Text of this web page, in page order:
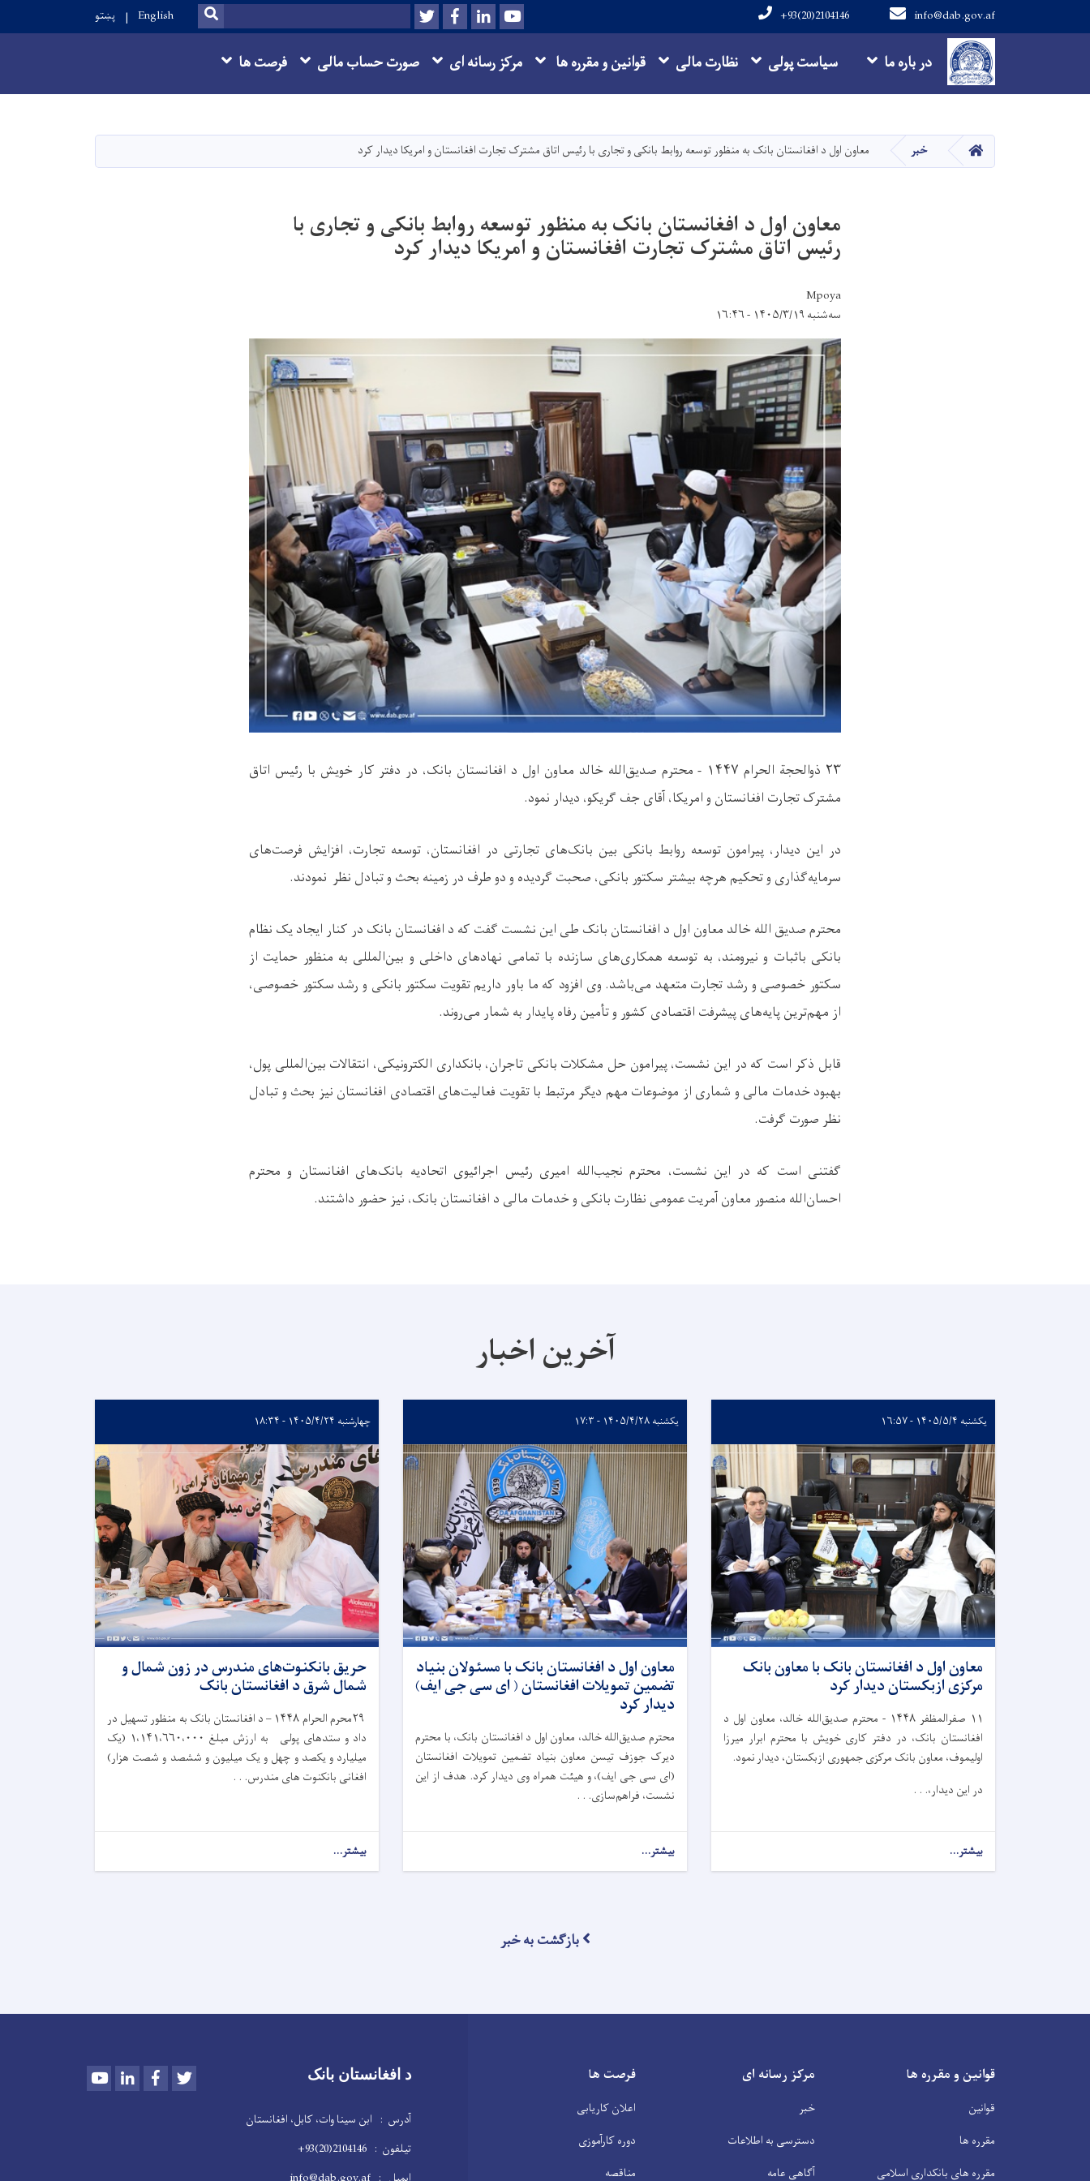
main
content
info@dab.gov.af
+93(20)2104146
Youtube
LinkedIn
Facebook
Twitter
Search
SEARCH
English پښتو
Main navigation
در باره ما سیاست پولی نظارت مالی قوانین و مقرره ها مرکز رسانه ای صورت حساب مالی فرصت ها
HOME خبر معاون اول د افغانستان بانک به منظور توسعه روابط بانکی و تجاری با رئیس اتاق مشترک تجارت افغانستان و امریکا دیدار کرد
معاون اول د افغانستان بانک به منظور توسعه روابط بانکی و تجاری با
رئیس اتاق مشترک تجارت افغانستان و امریکا دیدار کرد
Mpoya
سه‌شنبه ۱۴۰۵/۳/۱۹ - ۱۶:۴۶
۲۳ ذوالحجة الحرام ۱۴۴۷ -
محترم صدیق‌الله خالد معاون اول د افغانستان بانک، در دفتر کار خویش با رئیس اتاق
مشترک تجارت افغانستان و امریکا، آقای جف گریکو، دیدار نمود.
در این دیدار، پیرامون توسعه روابط بانکی بین بانک‌های تجارتی در افغانستان، توسعه تجارت، افزایش فرصت‌های
سرمایه‌گذاری و تحکیم هرچه بیشتر سکتور بانکی، صحبت گردیده و دو طرف در زمینه بحث و تبادل نظر نمودند.
محترم صدیق الله خالد معاون اول د افغانستان بانک طی این نشست گفت که د افغانستان بانک در کنار ایجاد یک نظام
بانکی باثبات و نیرومند، به توسعه همکاری‌های سازنده با تمامی نهادهای داخلی و بین‌المللی به‌ منظور حمایت از
سکتور خصوصی و رشد تجارت متعهد می‌باشد. وی افزود که ما باور داریم تقویت سکتور بانکی و رشد سکتور خصوصی،
از مهم‌ترین پایه‌های پیشرفت اقتصادی کشور و تأمین رفاه پایدار به شمار می‌روند.
قابل ذکر است که در این نشست، پیرامون حل مشکلات بانکی تاجران، بانکداری الکترونیکی، انتقالات بین‌المللی پول،
بهبود خدمات مالی و شماری از موضوعات مهم دیگر مرتبط با تقویت فعالیت‌های اقتصادی افغانستان نیز بحث و تبادل
نظر صورت گرفت.
گفتنی است که در این نشست، محترم نجیب‌الله امیری رئیس اجرائیوی اتحادیه بانک‌های افغانستان و محترم
احسان‌الله منصور معاون آمریت عمومی نظارت بانکی و خدمات مالی د افغانستان بانک، نیز حضور داشتند.
آخرین اخبار
یکشنبه ۱۴۰۵/۵/۴ - ۱۶:۵۷
معاون اول د افغانستان بانک با معاون بانک
مرکزی ازبکستان دیدار کرد
۱۱ صفرالمظفر ۱۴۴۸ - محترم صدیق‌الله خالد، معاون اول د
افغانستان بانک، در دفتر کاری خویش با محترم ابرار میرزا
اولیموف، معاون بانک مرکزی جمهوری ازبکستان، دیدار نمود.
در این دیدار،. . .
بیشتر...
یکشنبه ۱۴۰۵/۴/۲۸ - ۱۷:۳
معاون اول د افغانستان بانک با مسئولان بنیاد
تضمین تمویلات افغانستان ( ای سی جی ایف)
دیدار کرد
محترم صدیق‌الله خالد، معاون اول د افغانستان بانک، با محترم
دیرک جوزف تیسن معاون بنیاد تضمین تمویلات افغانستان
(ای سی جی ایف)، و هیئت همراه وی دیدار کرد. هدف از این
نشست، فراهم‌سازی. . .
بیشتر...
چهارشنبه ۱۴۰۵/۴/۲۴ - ۱۸:۳۴
حریق بانکنوت‌های مندرس در زون شمال و
شمال شرق د افغانستان بانک
۲۹محرم الحرام۱۴۴۸ –
د افغانستان بانک به‌ منظور تسهیل در
داد و ستدهای پولی به ارزش مبلغ ۱،۱۴۱،۶۶۰،۰۰۰ ( یک
میلیارد و یکصد و چهل و یک میلیون و ششصد و شصت هزار)
افغانی بانکنوت های مندرس. . .
بیشتر...
بازگشت به خبر
قوانین و مقرره ها
قوانین
مقرره ها
مقرره های بانکداری اسلامی
مرکز رسانه ای
خبر
دسترسی به اطلاعات
آگاهی عامه
فرصت ها
اعلان کاریابی
دوره کارآموزی
مناقصه
د افغانستان بانک YoutubeLinkedInFacebook
آدرس : ابن سینا وات، کابل، افغانستان
تیلفون : 2104146(20)93+